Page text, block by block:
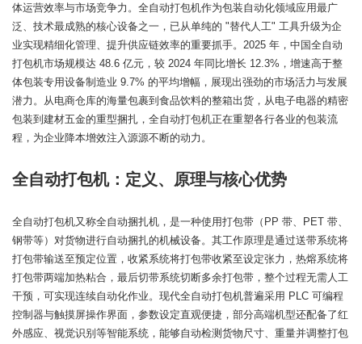
体运营效率与市场竞争力。全自动打包机作为包装自动化领域应用最广
泛、技术最成熟的核心设备之一，已从单纯的 "替代人工" 工具升级为企
业实现精细化管理、提升供应链效率的重要抓手。2025 年，中国全自动
打包机市场规模达 48.6 亿元，较 2024 年同比增长 12.3%，增速高于整
体包装专用设备制造业 9.7% 的平均增幅，展现出强劲的市场活力与发展
潜力。从电商仓库的海量包裹到食品饮料的整箱出货，从电子电器的精密
包装到建材五金的重型捆扎，全自动打包机正在重塑各行各业的包装流
程，为企业降本增效注入源源不断的动力。
全自动打包机：定义、原理与核心优势
全自动打包机又称全自动捆扎机，是一种使用打包带（PP 带、PET 带、
钢带等）对货物进行自动捆扎的机械设备。其工作原理是通过送带系统将
打包带输送至预定位置，收紧系统将打包带收紧至设定张力，热熔系统将
打包带两端加热粘合，最后切带系统切断多余打包带，整个过程无需人工
干预，可实现连续自动化作业。现代全自动打包机普遍采用 PLC 可编程
控制器与触摸屏操作界面，参数设定直观便捷，部分高端机型还配备了红
外感应、视觉识别等智能系统，能够自动检测货物尺寸、重量并调整打包